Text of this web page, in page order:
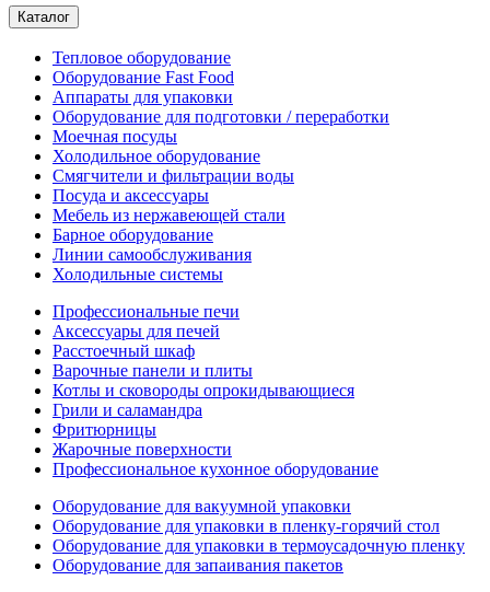
Каталог
Тепловое оборудование
Оборудование Fast Food
Аппараты для упаковки
Оборудование для подготовки / переработки
Моечная посуды
Холодильное оборудование
Смягчители и фильтрации воды
Посуда и аксессуары
Мебель из нержавеющей стали
Барное оборудование
Линии самообслуживания
Холодильные системы
Профессиональные печи
Аксессуары для печей
Расстоечный шкаф
Варочные панели и плиты
Котлы и сковороды опрокидывающиеся
Грили и саламандра
Фритюрницы
Жарочные поверхности
Профессиональное кухонное оборудование
Оборудование для вакуумной упаковки
Оборудование для упаковки в пленку-горячий стол
Оборудование для упаковки в термоусадочную пленку
Оборудование для запаивания пакетов